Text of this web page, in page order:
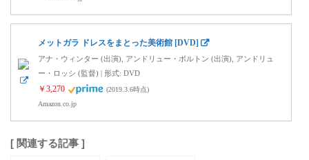
メットガラ ドレスをまとった美術館 [DVD]
アナ・ウィンター (出演), アンドリュー・ボルトン (出演), アンドリュ
ー・ロッシ (監督) | 形式: DVD
￥3,270
(2019.3.6時点)
Amazon.co.jp
[ 関連する記事 ]